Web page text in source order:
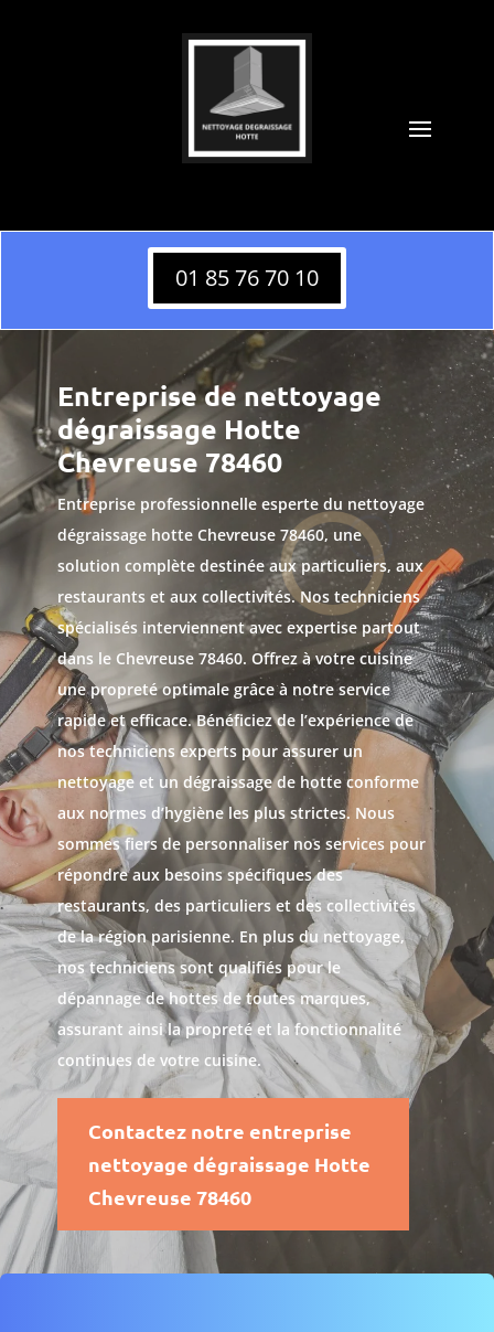
01 85 76 70 10
Entreprise de nettoyage
dégraissage Hotte
Chevreuse 78460
Entreprise professionnelle esperte du nettoyage
dégraissage hotte Chevreuse 78460, une
solution complète destinée aux particuliers, aux
restaurants et aux collectivités. Nos techniciens
spécialisés interviennent avec expertise partout
dans le Chevreuse 78460. Offrez à votre cuisine
une propreté optimale grâce à notre service
rapide et efficace. Bénéficiez de l’expérience de
nos techniciens experts pour assurer un
nettoyage et un dégraissage de hotte conforme
aux normes d’hygiène les plus strictes. Nous
sommes fiers de personnaliser nos services pour
répondre aux besoins spécifiques des
restaurants, des particuliers et des collectivités
de la région parisienne. En plus du nettoyage,
nos techniciens sont qualifiés pour le
dépannage de hottes de toutes marques,
assurant ainsi la propreté et la fonctionnalité
continues de votre cuisine.
Contactez notre entreprise
nettoyage dégraissage Hotte
Chevreuse 78460